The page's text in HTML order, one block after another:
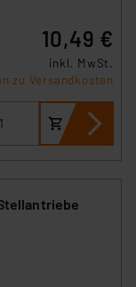
10,49 €
inkl. MwSt.
zu Versandkosten